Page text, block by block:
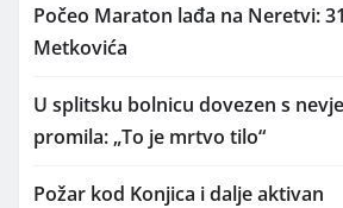
Počeo Maraton lađa na Neretvi:
Metkovića
U splitsku bolnicu dovezen s
promila: „To je mrtvo tilo“
Požar kod Konjica i dalje aktivan